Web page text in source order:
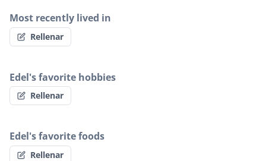
Most recently lived in
Rellenar
Edel's favorite hobbies
Rellenar
Edel's favorite foods
Rellenar